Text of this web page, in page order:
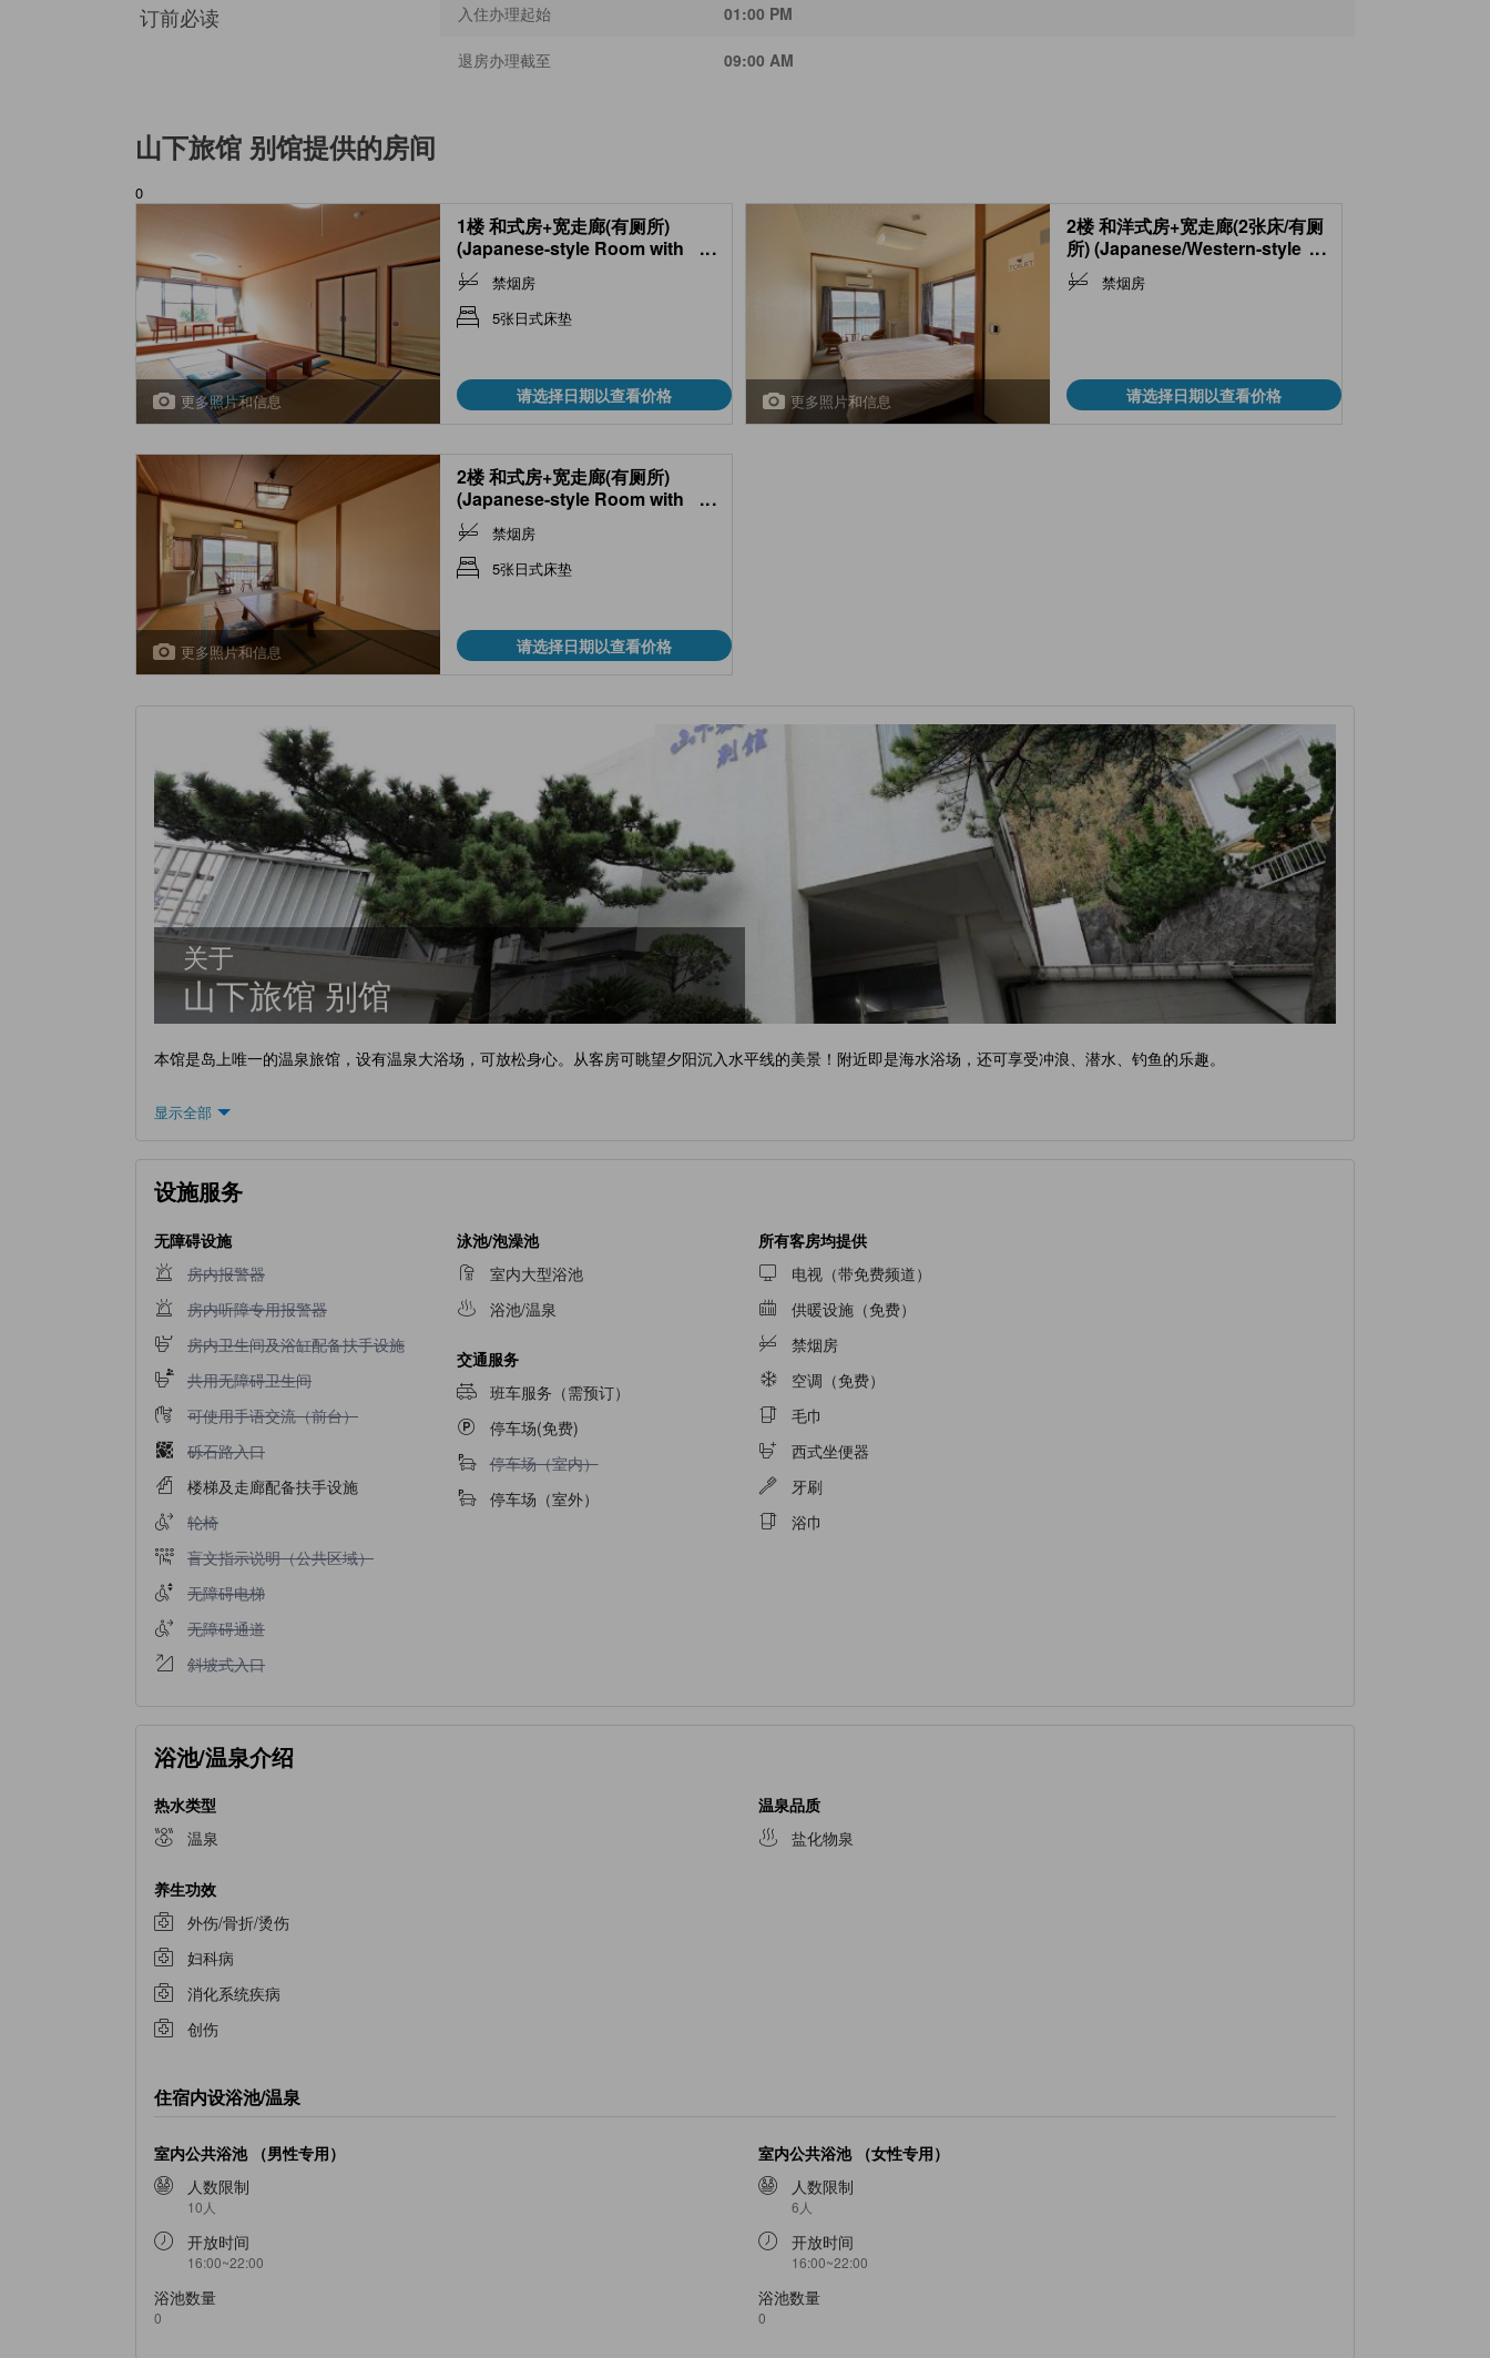
订前必读 入住办理起始 01:00 PM
退房办理截至 09:00 AM
山下旅馆 别馆提供的房间
0
更多照片和信息
1楼 和式房+宽走廊(有厕所)
(Japanese-style Room with
Hiroen Space (1st Floor) *Has
toilet )
...
禁烟房
5张日式床垫
请选择日期以查看价格 更多照片和信息
2楼 和洋式房+宽走廊(2张床/有厕
所) (Japanese/Western-style
Room with Hiroen Space (Twin
Beds, 2nd Floor) *Has toilet )
...
禁烟房
请选择日期以查看价格
更多照片和信息
2楼 和式房+宽走廊(有厕所)
(Japanese-style Room with
Hiroen Space (2nd Floor) *Has
toilet )
...
禁烟房
5张日式床垫
请选择日期以查看价格
关于
山下旅馆 别馆
本馆是岛上唯一的温泉旅馆，设有温泉大浴场，可放松身心。从客房可眺望夕阳沉入水平线的美景！附近即是海水浴场，还可享受冲浪、潜水、钓鱼的乐趣。
显示全部
设施服务
无障碍设施
不提供房内报警器
房内报警器
不提供房内听障专用报警器
房内听障专用报警器
不提供房内卫生间及浴缸配备扶手设施
房内卫生间及浴缸配备扶手设施
不提供共用无障碍卫生间
共用无障碍卫生间
不提供可使用手语交流（前台）
可使用手语交流（前台）
不提供砾石路入口
砾石路入口
楼梯及走廊配备扶手设施
不提供轮椅
轮椅
不提供盲文指示说明（公共区域）
盲文指示说明（公共区域）
不提供无障碍电梯
无障碍电梯
不提供无障碍通道
无障碍通道
不提供斜坡式入口
斜坡式入口
泳池/泡澡池
室内大型浴池
浴池/温泉
交通服务
班车服务（需预订）
停车场(免费)
不提供停车场（室内）
停车场（室内）
停车场（室外）
所有客房均提供
电视（带免费频道）
供暖设施（免费）
禁烟房
空调（免费）
毛巾
西式坐便器
牙刷
浴巾
浴池/温泉介绍
热水类型
温泉
养生功效
外伤/骨折/烫伤
妇科病
消化系统疾病
创伤
温泉品质
盐化物泉
住宿内设浴池/温泉
室内公共浴池 （男性专用）
人数限制
10人
开放时间
16:00~22:00
浴池数量
0
室内公共浴池 （女性专用）
人数限制
6人
开放时间
16:00~22:00
浴池数量
0